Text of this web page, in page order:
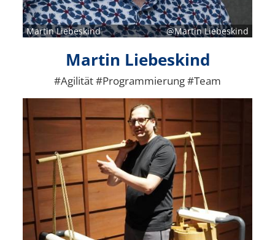
Martin Liebeskind @Martin Liebeskind
Martin Liebeskind
#Agilität #Programmierung #Team